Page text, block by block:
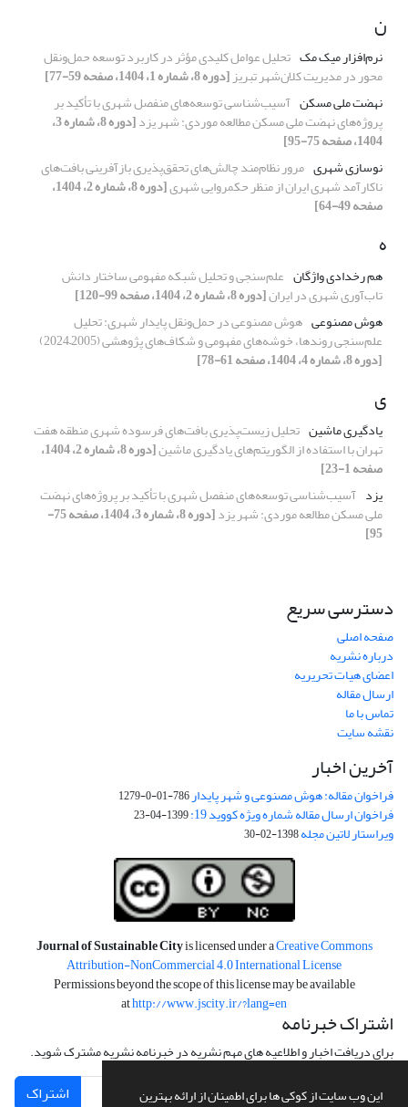
این وب سایت از کوکی ها برای اطمینان از ارائه بهترین
ن
نرم‌افزار میک مک تحلیل عوامل کلیدی مؤثر در کاربرد توسعه حمل‌ونقل
محور در مدیریت کلان‌شهر تبریز[دوره 8، شماره 1، 1404، صفحه 59-77]
نهضت ملی مسکن آسیب‌شناسی توسعه‌های منفصل شهری با تأکید بر
پروژه‌های نهضت ملی مسکن مطالعه موردی: شهر یزد [دوره 8، شماره 3،
1404، صفحه 75-95]
نوسازی شهری مرور نظام‌مند چالش‌های تحقق‌پذیری بازآفرینی بافت‌های
ناکارآمد شهری ایران از منظر حکمروایی شهری [دوره 8، شماره 2، 1404،
صفحه 49-64]
ه
هم رخدادی واژگان علم‌سنجی و تحلیل شبکه مفهومی ساختار دانش
تاب‌آوری شهری در ایران[دوره 8، شماره 2، 1404، صفحه 99-120]
هوش مصنوعی هوش مصنوعی در حمل‌ونقل پایدار شهری: تحلیل
علم‌سنجی روندها، خوشه‌های مفهومی و شکاف‌های پژوهشی (2005–2024)
[دوره 8، شماره 4، 1404، صفحه 61-78]
ی
یادگیری ماشین تحلیل زیست‌پذیری بافت‌های فرسوده شهری منطقه هفت
تهران با استفاده از الگوریتم‌های یادگیری ماشین [دوره 8، شماره 2، 1404،
صفحه 1-23]
یزد آسیب‌شناسی توسعه‌های منفصل شهری با تأکید بر پروژه‌های نهضت
ملی مسکن مطالعه موردی: شهر یزد [دوره 8، شماره 3، 1404، صفحه 75-
95]
دسترسی سریع
صفحه اصلی
درباره نشریه
اعضای هیات تحریریه
ارسال مقاله
تماس با ما
نقشه سایت
آخرین اخبار
فراخوان مقاله: هوش مصنوعی و شهر پایدار786-01-0-1279
فراخوان ارسال مقاله شماره ویژه کووید 19: 1399-04-23
ویراستار لاتین مجله1398-02-30
Journal of Sustainable Cityis licensed under aCreative Commons
Attribution-NonCommercial 4.0 International License
Permissions beyond the scope of this license may be available
athttp://www.jscity.ir/?lang=en
اشتراک خبرنامه
برای دریافت اخبار و اطلاعیه های مهم نشریه در خبرنامه نشریه مشترک شوید.
اشتراک